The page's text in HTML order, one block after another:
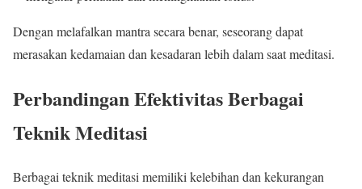
Dengan melafalkan mantra secara benar, seseorang dapat
merasakan kedamaian dan kesadaran lebih dalam saat meditasi.
Perbandingan Efektivitas Berbagai
Teknik Meditasi
Berbagai teknik meditasi memiliki kelebihan dan kekurangan